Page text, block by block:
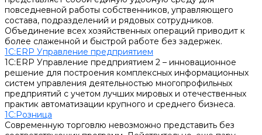
повседневной работы собственников, управляющего
состава, подразделений и рядовых сотрудников.
Объединение всех хозяйственных операций приводит к
более слаженной и быстрой работе без задержек.
1С:ERP Управление предприятием
1С:ERP Управление предприятием 2 – инновационное
решение для построения комплексных информационных
систем управления деятельностью многопрофильных
предприятий с учетом лучших мировых и отечественных
практик автоматизации крупного и среднего бизнеса.
1С:Розница
Современную торговлю невозможно представить без